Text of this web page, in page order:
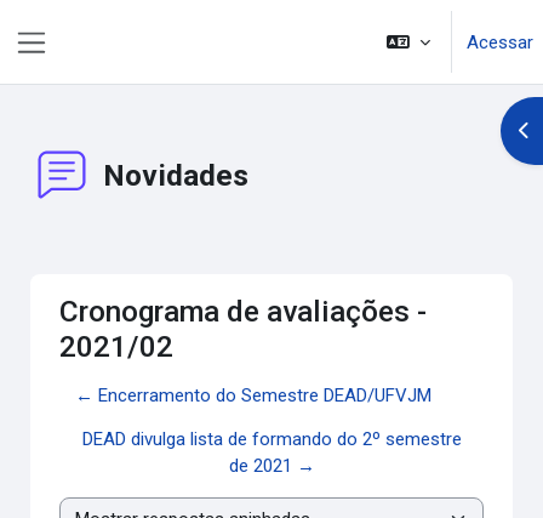
Acessar
Novidades
Cronograma de avaliações -
2021/02
← Encerramento do Semestre DEAD/UFVJM
DEAD divulga lista de formando do 2º semestre
de 2021 →